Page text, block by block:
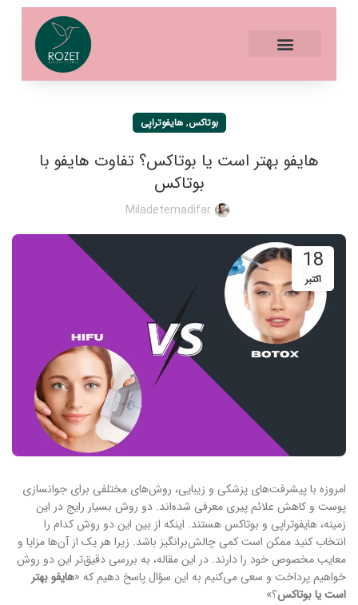
بوتاکس,هایفوتراپی
هایفو بهتر است یا بوتاکس؟ تفاوت هایفو با
بوتاکس
Miladetemadifar
18
اکتبر
امروزه با پیشرفت‌های پزشکی و زیبایی، روش‌های مختلفی برای جوانسازی
پوست و کاهش علائم پیری معرفی شده‌اند. دو روش بسیار رایج در این
زمینه، هایفوتراپی و بوتاکس هستند. اینکه از بین این دو روش کدام را
انتخاب کنید ممکن است کمی چالش‌برانگیز باشد. زیرا هر یک از آن‌‌ها مزایا و
معایب مخصوص خود را دارند. در این مقاله، به بررسی دقیق‌تر این دو روش
خواهیم پرداخت و سعی می‌کنیم به این سؤال پاسخ دهیم که «هایفو بهتر
است یا بوتاکس؟»